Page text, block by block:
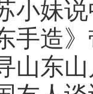
小妹
手造
山东